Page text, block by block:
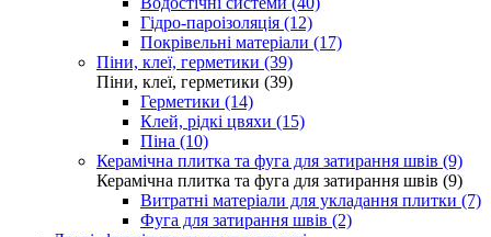
Гідро-пароізоляція (12)
Покрівельні матеріали (17)
Піни, клеї, герметики (39)
Піни, клеї, герметики (39)
Герметики (14)
Клей, рідкі цвяхи (15)
Піна (10)
Керамічна плитка та фуга для затирання швів (9)
Керамічна плитка та фуга для затирання швів (9)
Витратні матеріали для укладання плитки (7)
Фуга для затирання швів (2)